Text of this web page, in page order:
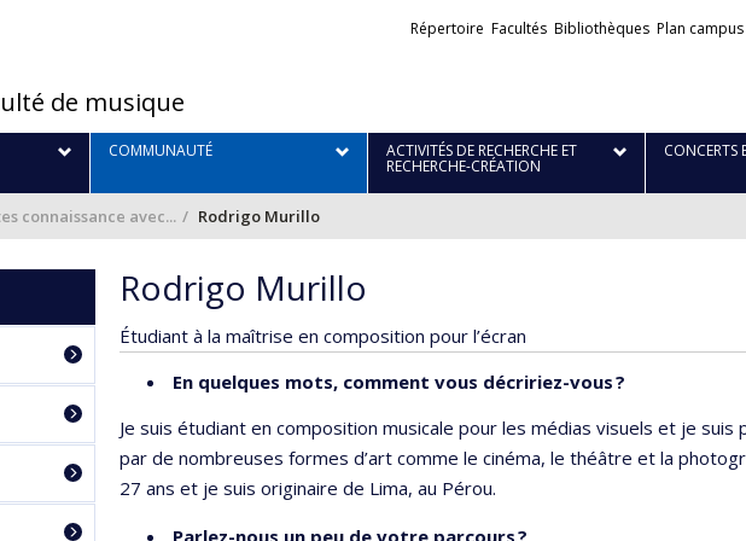
de musique
Liens
Répertoire Facultés Bibliothèques Plan campus
COMMUNAUTÉ ACTIVITÉS DE RECHERCHE ET
RECHERCHE-CRÉATION
CONCERTS
connaissance avec... Rodrigo Murillo
Rodrigo Murillo
Étudiant à la maîtrise en composition pour l’écran
En quelques mots, comment vous décririez-vous ?
Je suis étudiant en composition musicale pour les médias visuels et je suis
par de nombreuses formes d’art comme le cinéma, le théâtre et la
27 ans et je suis originaire de Lima, au Pérou.
Parlez-nous un peu de votre parcours ?